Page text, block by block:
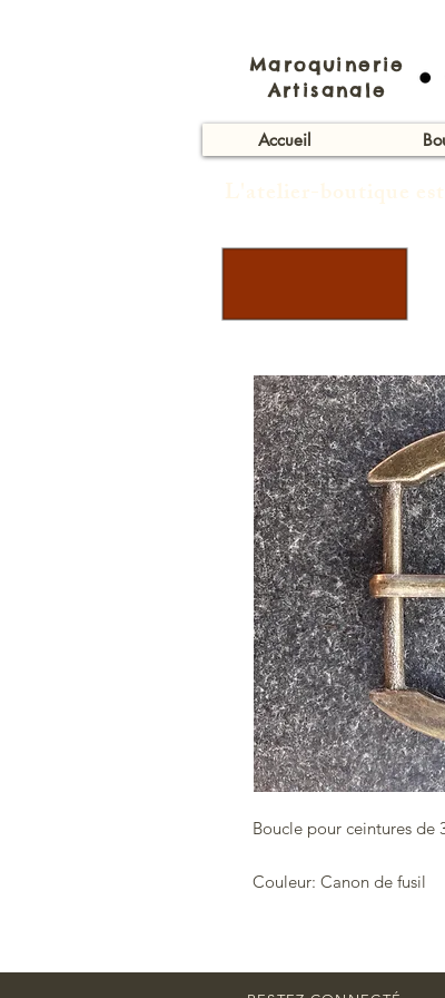
Accueil
Maroquinerie
Artisanale
L'atelier-boutique est
Boucle pour ceintures de
Couleur: Canon de fusil